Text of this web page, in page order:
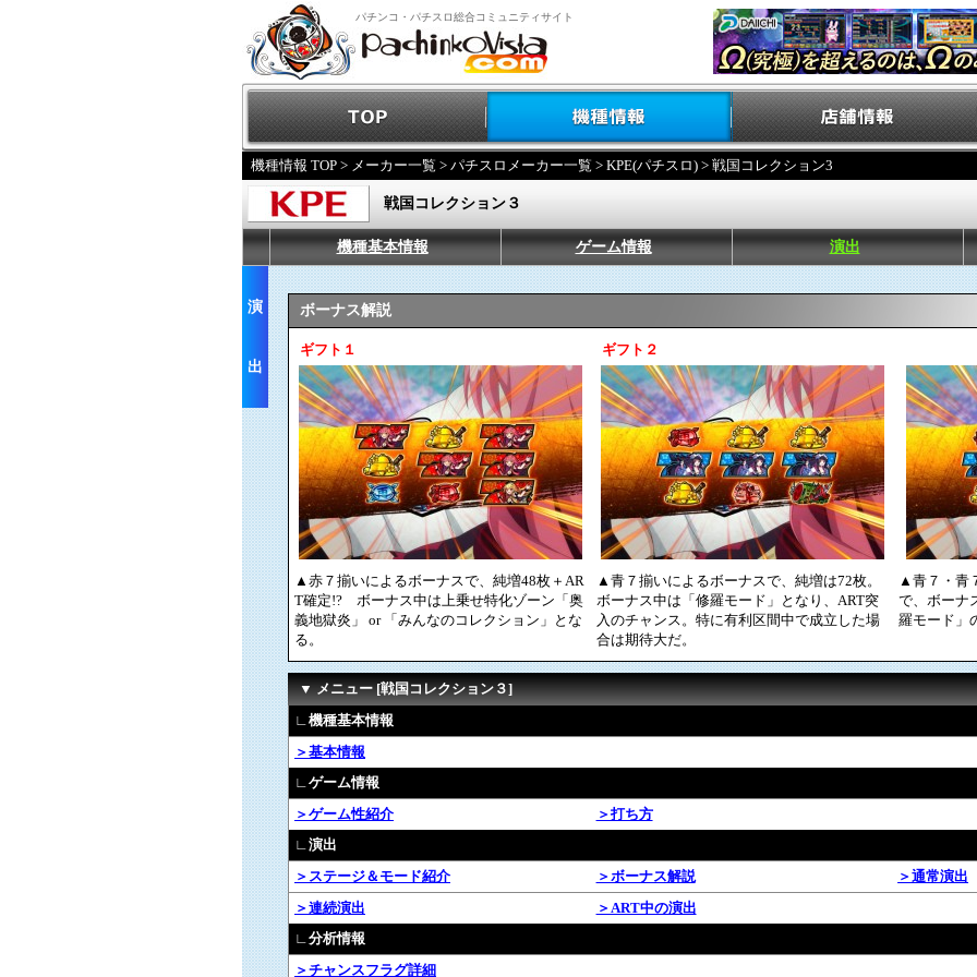
パチンコ・パチスロ総合コミュニティサイト
機種情報 TOP > メーカー一覧 > パチスロメーカー一覧 > KPE(パチスロ) > 戦国コレクション3
戦国コレクション３
機種基本情報 ゲーム情報 演出
演
出
ボーナス解説
ギフト１ ギフト２
▲赤７揃いによるボーナスで、純増48枚＋AR
T確定!? ボーナス中は上乗せ特化ゾーン「奥
義地獄炎」 or 「みんなのコレクション」とな
る。
▲青７揃いによるボーナスで、純増は72枚。
ボーナス中は「修羅モード」となり、ART突
入のチャンス。特に有利区間中で成立した場
合は期待大だ。
▲青７・青
で、ボーナ
羅モード」
▼ メニュー [戦国コレクション３]
∟機種基本情報
＞基本情報
∟ゲーム情報
＞ゲーム性紹介
＞打ち方
∟演出
＞ステージ＆モード紹介
＞ボーナス解説
＞通常演出
＞連続演出
＞ART中の演出
∟分析情報
＞チャンスフラグ詳細